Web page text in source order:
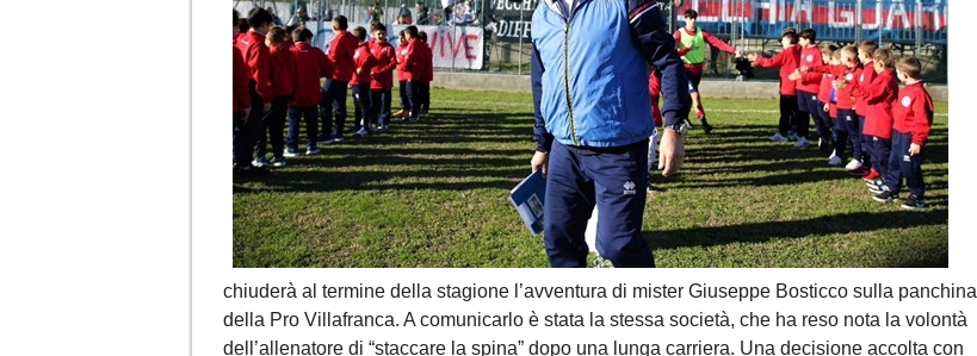
chiuderà al termine della stagione l’avventura di mister Giuseppe Bosticco sulla panchina
della Pro Villafranca. A comunicarlo è stata la stessa società, che ha reso nota la volontà
dell’allenatore di “staccare la spina” dopo una lunga carriera. Una decisione accolta con